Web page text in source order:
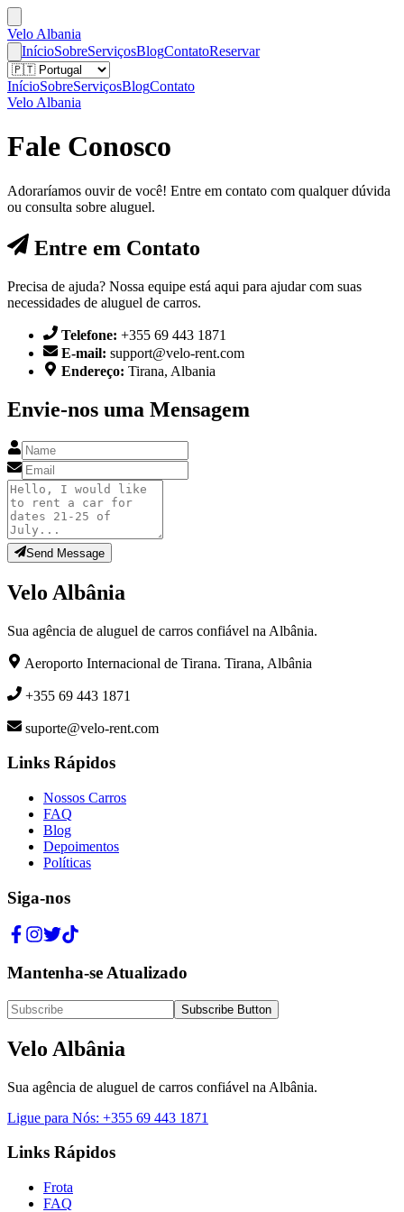
Velo Albania
InícioSobreServiçosBlogContatoReservar
InícioSobreServiçosBlogContato
Velo Albania
Fale Conosco
Adoraríamos ouvir de você! Entre em contato com qualquer dúvida
ou consulta sobre aluguel.
Entre em Contato
Precisa de ajuda? Nossa equipe está aqui para ajudar com suas
necessidades de aluguel de carros.
Telefone: +355 69 443 1871
E-mail: support@velo-rent.com
Endereço: Tirana, Albania
Envie-nos uma Mensagem
Send Message
Velo Albânia
Sua agência de aluguel de carros confiável na Albânia.
Aeroporto Internacional de Tirana. Tirana, Albânia
+355 69 443 1871
suporte@velo-rent.com
Links Rápidos
Nossos Carros
FAQ
Blog
Depoimentos
Políticas
Siga-nos
Mantenha-se Atualizado
Subscribe Button
Velo Albânia
Sua agência de aluguel de carros confiável na Albânia.
Ligue para Nós: +355 69 443 1871
Links Rápidos
Frota
FAQ